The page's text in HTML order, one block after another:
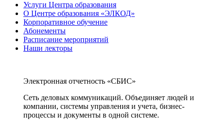
Услуги Центра образования
О Центре образования «ЭЛКОД»
Корпоративное обучение
Абонементы
Расписание мероприятий
Наши лекторы
Электронная отчетность «СБИС»
Сеть деловых коммуникаций. Объединяет людей и
компании, системы управления и учета, бизнес-
процессы и документы в одной системе.